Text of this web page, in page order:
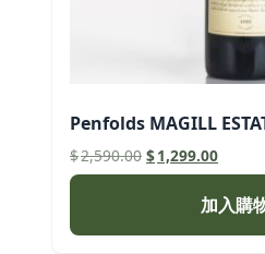
Penfolds MAGILL
$2,590.00 原
始
$2,590.00。
$1,299.00目
前
價
格：
加入購